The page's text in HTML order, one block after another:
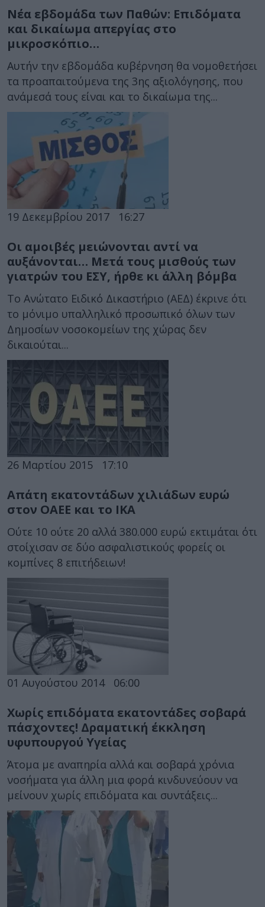
Νέα εβδομάδα των Παθών: Επιδόματα
και δικαίωμα απεργίας στο
μικροσκόπιο…
Αυτήν την εβδομάδα κυβέρνηση θα νομοθετήσει
τα προαπαιτούμενα της 3ης αξιολόγησης, που
ανάμεσά τους είναι και το δικαίωμα της...
19 Δεκεμβρίου 2017 16:27
Οι αμοιβές μειώνονται αντί να
αυξάνονται… Μετά τους μισθούς των
γιατρών του ΕΣΥ, ήρθε κι άλλη βόμβα
Tο Ανώτατο Ειδικό Δικαστήριο (ΑΕΔ) έκρινε ότι
το μόνιμο υπαλληλικό προσωπικό όλων των
Δημοσίων νοσοκομείων της χώρας δεν
δικαιούται...
26 Μαρτίου 2015 17:10
Απάτη εκατοντάδων χιλιάδων ευρώ
στον ΟΑΕΕ και το ΙΚΑ
Ούτε 10 ούτε 20 αλλά 380.000 ευρώ εκτιμάται ότι
στοίχισαν σε δύο ασφαλιστικούς φορείς οι
κομπίνες 8 επιτήδειων!
01 Αυγούστου 2014 06:00
Χωρίς επιδόματα εκατοντάδες σοβαρά
πάσχοντες! Δραματική έκκληση
υφυπουργού Υγείας
Άτομα με αναπηρία αλλά και σοβαρά χρόνια
νοσήματα για άλλη μια φορά κινδυνεύουν να
μείνουν χωρίς επιδόματα και συντάξεις...